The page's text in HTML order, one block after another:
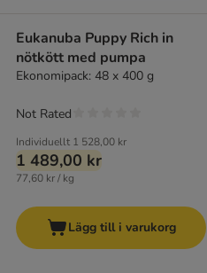
Eukanuba Puppy Rich in
nötkött med pumpa
Ekonomipack: 48 x 400 g
Individuellt 1 528,00 kr
1 489,00 kr
77,60 kr / kg
Not Rated
Lägg till i varukorg